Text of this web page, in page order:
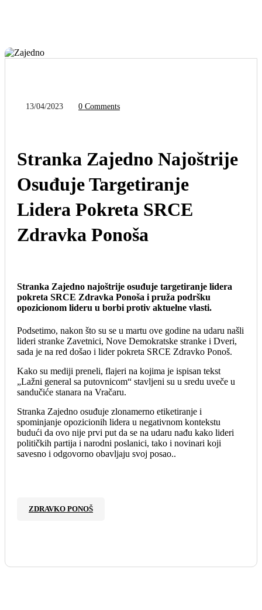
13/04/2023 0 Comments
Stranka Zajedno Najoštrije
Osuđuje Targetiranje
Lidera Pokreta SRCE
Zdravka Ponoša
Stranka Zajedno najoštrije osuđuje targetiranje lidera
pokreta SRCE Zdravka Ponoša i pruža podršku
opozicionom lideru u borbi protiv aktuelne vlasti.
Podsetimo, nakon što su se u martu ove godine na udaru našli
lideri stranke Zavetnici, Nove Demokratske stranke i Dveri,
sada je na red došao i lider pokreta SRCE Zdravko Ponoš.
Kako su mediji preneli, flajeri na kojima je ispisan tekst
„Lažni general sa putovnicom“ stavljeni su u sredu uveče u
sandučiće stanara na Vračaru.
Stranka Zajedno osuđuje zlonamerno etiketiranje i
spominjanje opozicionih lidera u negativnom kontekstu
budući da ovo nije prvi put da se na udaru nađu kako lideri
političkih partija i narodni poslanici, tako i novinari koji
savesno i odgovorno obavljaju svoj posao..
ZDRAVKO PONOŠ